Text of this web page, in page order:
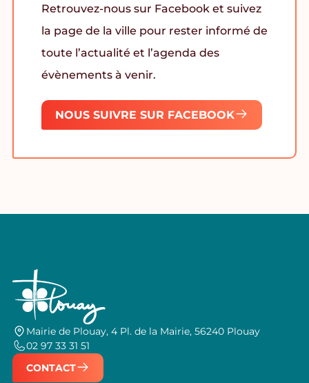
Retrouvez-nous sur Facebook et suivez
la page de la ville pour rester informé de
toute l’actualité et l’agenda des
évènements à venir.
NOUS SUIVRE SUR FACEBOOK
Mairie de Plouay, 4 Pl. de la Mairie, 56240 Plouay
02 97 33 31 51
CONTACT